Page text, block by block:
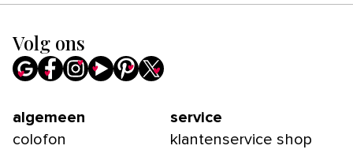
Volg ons
algemeen
colofon
service
klantenservice shop